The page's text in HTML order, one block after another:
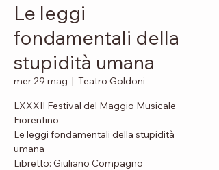
Le leggi
fondamentali della
stupidità umana
mer 29 mag
  |
Teatro Goldoni
LXXXII Festival del Maggio Musicale
Fiorentino
Le leggi fondamentali della stupidità
umana
Libretto: Giuliano Compagno